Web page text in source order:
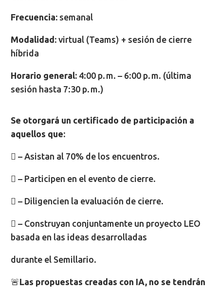
Frecuencia: semanal
Modalidad: virtual (Teams) + sesión de cierre
híbrida
Horario general: 4:00 p. m. – 6:00 p. m. (última
sesión hasta 7:30 p. m.)
Se otorgará un certificado de participación a
aquellos que:
 – Asistan al 70% de los encuentros.
 – Participen en el evento de cierre.
 – Diligencien la evaluación de cierre.
 – Construyan conjuntamente un proyecto LEO
basada en las ideas desarrolladas
durante el Semillario.
🚨Las propuestas creadas con IA, no se tendrán